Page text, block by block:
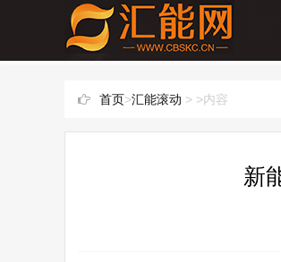
首页>汇能滚动 > >内容
新